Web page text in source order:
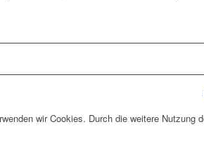
wir Cookies. Durch die weitere